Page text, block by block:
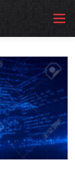
Menu
SQL